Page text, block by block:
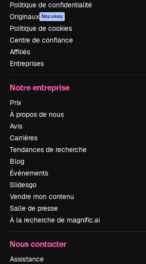
Politique de confidentialité
Originaux Nouveau
Politique de cookies
Centre de confiance
Affiliés
Entreprises
Notre entreprise
Prix
À propos de nous
Avis
Carrières
Tendances de recherche
Blog
Événements
Slidesgo
Vendre mon contenu
Salle de presse
À la recherche de magnific.ai
Nous contacter
Assistance